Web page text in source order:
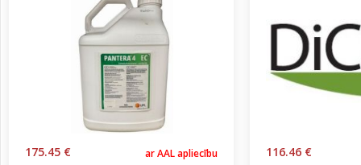
175.45 €
ar AAL apliecību
116.46 €